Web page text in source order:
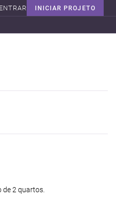
INICIAR PROJETO
ENTRAR
de 2 quartos.